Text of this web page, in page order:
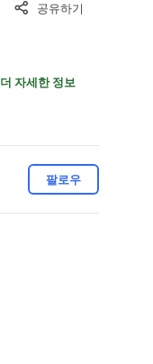
공유하기
더 자세한 정보
팔로우